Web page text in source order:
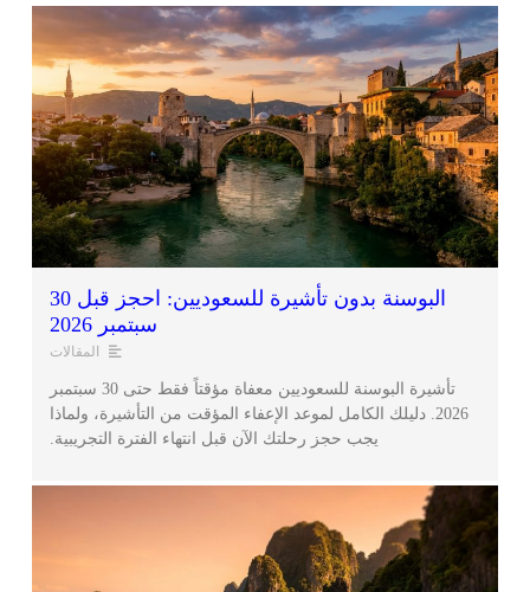
البوسنة بدون تأشيرة للسعوديين: احجز قبل 30
سبتمبر 2026
المقالات
تأشيرة البوسنة للسعوديين معفاة مؤقتاً فقط حتى 30 سبتمبر
2026. دليلك الكامل لموعد الإعفاء المؤقت من التأشيرة، ولماذا
يجب حجز رحلتك الآن قبل انتهاء الفترة التجريبية.